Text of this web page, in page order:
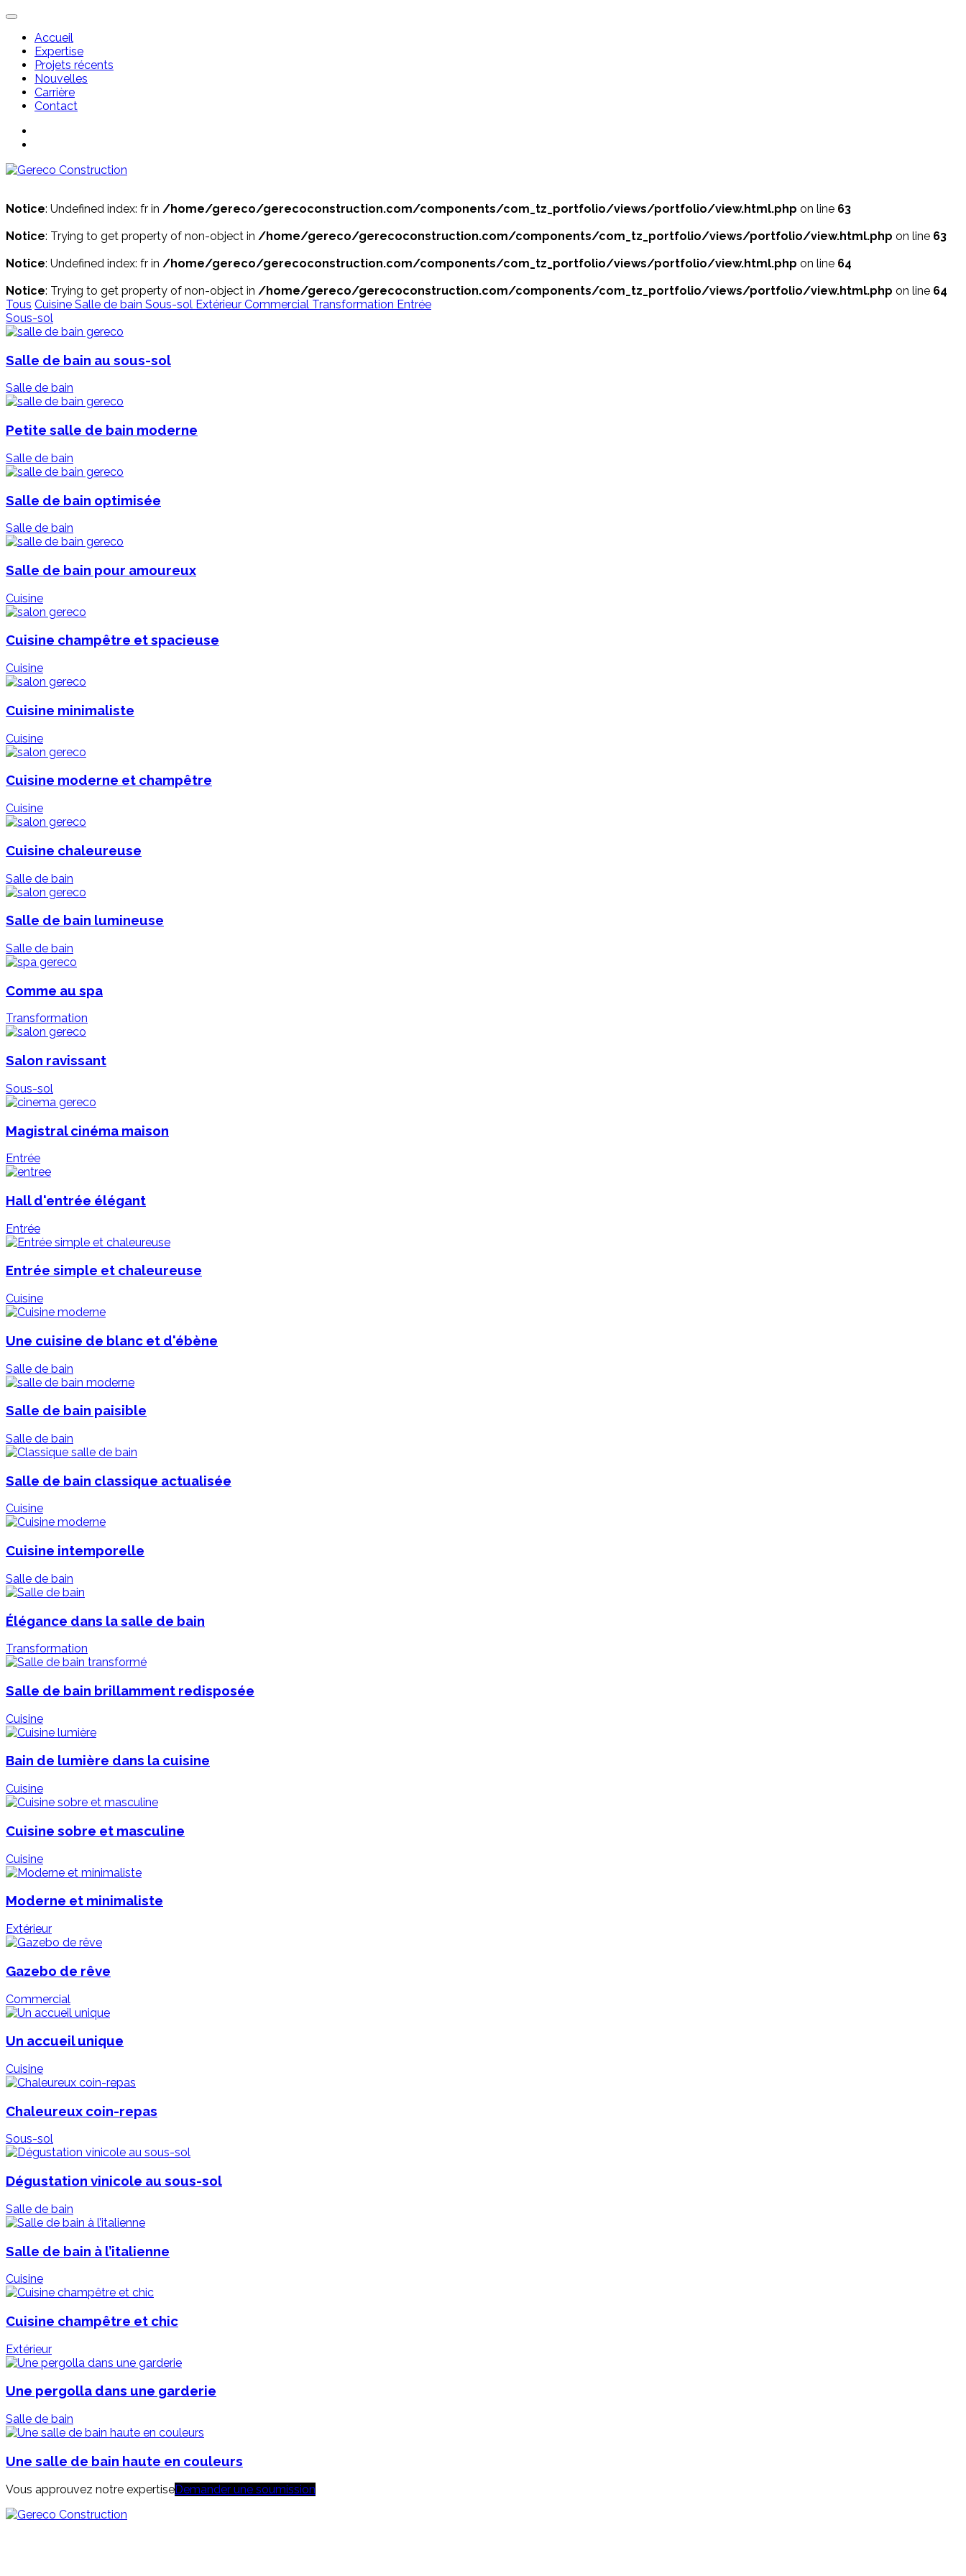
Accueil
Expertise
Projets récents
Nouvelles
Carrière
Contact
Notice: Undefined index: fr in /home/gereco/gerecoconstruction.com/components/com_tz_portfolio/views/portfolio/view.html.php on line 63
Notice: Trying to get property of non-object in /home/gereco/gerecoconstruction.com/components/com_tz_portfolio/views/portfolio/view.html.php on line 63
Notice: Undefined index: fr in /home/gereco/gerecoconstruction.com/components/com_tz_portfolio/views/portfolio/view.html.php on line 64
Notice: Trying to get property of non-object in /home/gereco/gerecoconstruction.com/components/com_tz_portfolio/views/portfolio/view.html.php on line 64
Tous Cuisine Salle de bain Sous-sol Extérieur Commercial Transformation Entrée
Sous-sol
Salle de bain au sous-sol
Salle de bain
Petite salle de bain moderne
Salle de bain
Salle de bain optimisée
Salle de bain
Salle de bain pour amoureux
Cuisine
Cuisine champêtre et spacieuse
Cuisine
Cuisine minimaliste
Cuisine
Cuisine moderne et champêtre
Cuisine
Cuisine chaleureuse
Salle de bain
Salle de bain lumineuse
Salle de bain
Comme au spa
Transformation
Salon ravissant
Sous-sol
Magistral cinéma maison
Entrée
Hall d'entrée élégant
Entrée
Entrée simple et chaleureuse
Cuisine
Une cuisine de blanc et d'ébène
Salle de bain
Salle de bain paisible
Salle de bain
Salle de bain classique actualisée
Cuisine
Cuisine intemporelle
Salle de bain
Élégance dans la salle de bain
Transformation
Salle de bain brillamment redisposée
Cuisine
Bain de lumière dans la cuisine
Cuisine
Cuisine sobre et masculine
Cuisine
Moderne et minimaliste
Extérieur
Gazebo de rêve
Commercial
Un accueil unique
Cuisine
Chaleureux coin-repas
Sous-sol
Dégustation vinicole au sous-sol
Salle de bain
Salle de bain à l’italienne
Cuisine
Cuisine champêtre et chic
Extérieur
Une pergolla dans une garderie
Salle de bain
Une salle de bain haute en couleurs
Vous approuvez notre expertiseDemander une soumission